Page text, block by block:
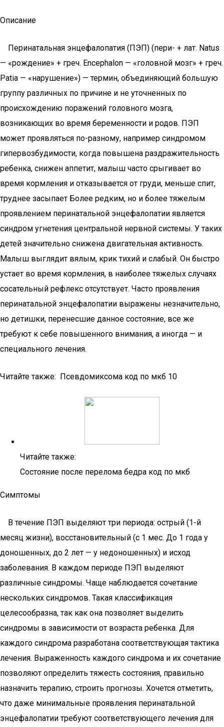
Описание
Перинатальная энцефалопатия (ПЭП) (пери- + лат. Natus
— «рождение» + греч. Encephalon — «головной мозг» + греч.
Patia — «нарушение») — термин, объединяющий большую
группу различных по причине и не уточненных по
происхождению поражений головного мозга,
возникающих во время беременности и родов. ПЭП
может проявляться по-разному, например синдромом
гипервозбудимости, когда повышена раздражительность
ребенка, снижен аппетит, малыш часто срыгивает во
время кормления и отказывается от груди, меньше спит,
труднее засыпает Более редким, но и более тяжелым
проявлением перинатальной энцефалопатии является
синдром угнетения центральной нервной системы. У таких
детей значительно снижена двигательная активность.
Малыш выглядит вялым, крик тихий и слабый. Он быстро
устает во время кормления, в наиболее тяжелых случаях
сосательный рефлекс отсутствует. Часто проявления
перинатальной энцефалопатии выражены незначительно,
но детишки, перенесшие данное состояние, все же
требуют к себе повышенного внимания, а иногда — и
специального лечения.
Читайте также: Псевдомиксома код по мкб 10
Читайте также:
Состояние после перелома бедра код по мкб
Симптомы
В течение ПЭП выделяют три периода: острый (1-й
месяц жизни), восстановительный (с 1 мес. До 1 года у
доношенных, до 2 лет — у недоношенных) и исход
заболевания. В каждом периоде ПЭП выделяют
различные синдромы. Чаще наблюдается сочетание
нескольких синдромов. Такая классификация
целесообразна, так как она позволяет выделить
синдромы в зависимости от возраста ребенка. Для
каждого синдрома разработана соответствующая тактика
лечения. Выраженность каждого синдрома и их сочетание
позволяют определить тяжесть состояния, правильно
назначить терапию, строить прогнозы. Хочется отметить,
что даже минимальные проявления перинатальной
энцефалопатии требуют соответствующего лечения для